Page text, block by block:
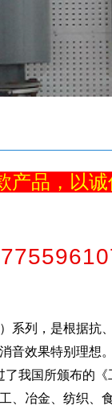
产品，以
系列，是根据抗
音效果特别理想
我国所颁布的
、冶金、纺织、